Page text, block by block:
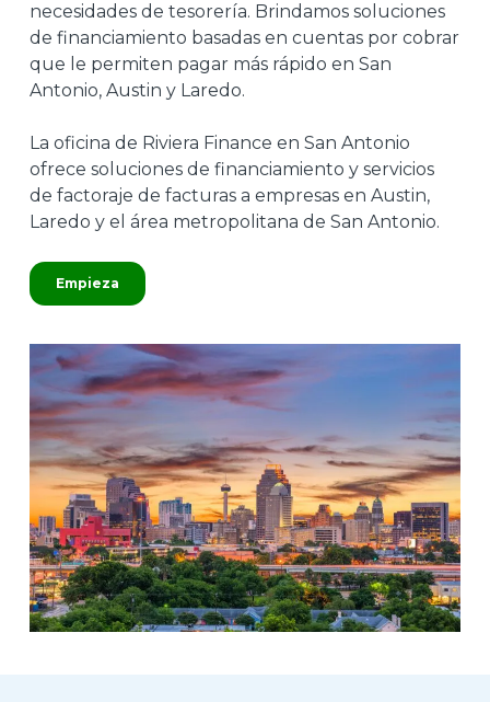
necesidades de tesorería. Brindamos soluciones
de financiamiento basadas en cuentas por cobrar
que le permiten pagar más rápido en San
Antonio, Austin y Laredo.
La oficina de Riviera Finance en San Antonio
ofrece soluciones de financiamiento y servicios
de factoraje de facturas a empresas en Austin,
Laredo y el área metropolitana de San Antonio.
Empieza